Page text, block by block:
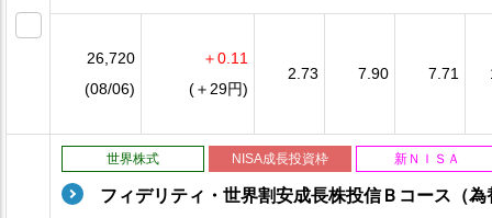
26,720
(08/06)
＋0.11
(＋29円)
2.73 7.90 7.71
世界株式 NISA成長投資枠 新ＮＩＳＡ
フィデリティ・世界割安成長株投信Ｂコース（